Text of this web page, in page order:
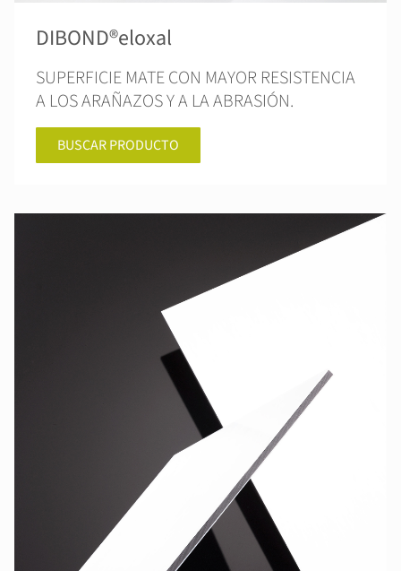
DIBOND®eloxal
SUPERFICIE MATE CON MAYOR RESISTENCIA
A LOS ARAÑAZOS Y A LA ABRASIÓN.
BUSCAR PRODUCTO